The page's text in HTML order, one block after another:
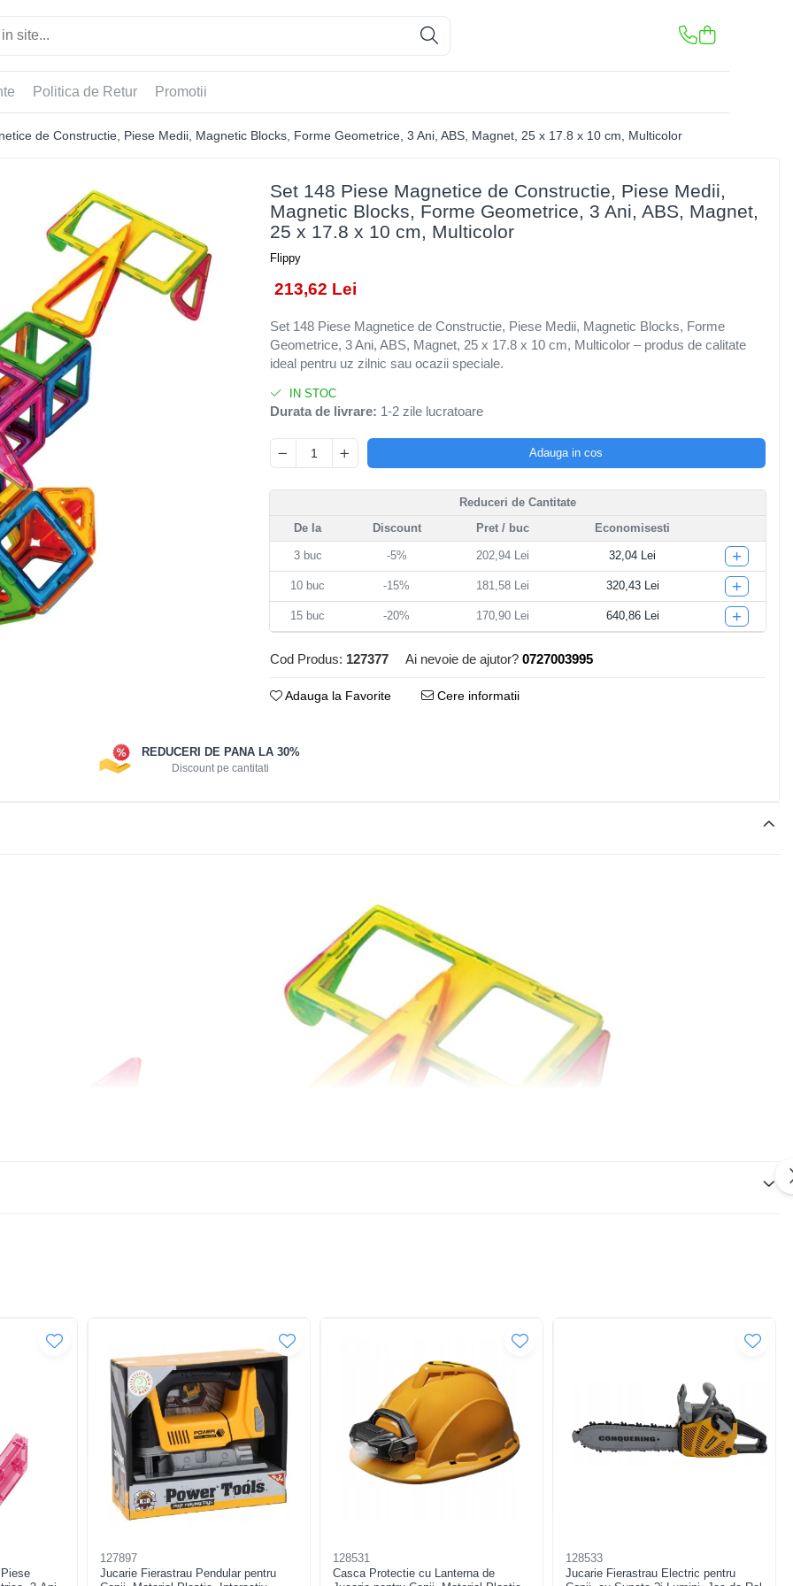
Politica de Retur Promotii
de Constructie, Piese Medii, Magnetic Blocks, Forme Geometrice, 3 Ani, ABS, Magnet, 25 x 17.8 x 10 cm, Multicolor
Set 148 Piese Magnetice de Constructie, Piese Medii,
Magnetic Blocks, Forme Geometrice, 3 Ani, ABS, Magnet,
25 x 17.8 x 10 cm, Multicolor
Flippy
213,62 Lei
Set 148 Piese Magnetice de Constructie, Piese Medii, Magnetic Blocks, Forme
Geometrice, 3 Ani, ABS, Magnet, 25 x 17.8 x 10 cm, Multicolor – produs de calitate
ideal pentru uz zilnic sau ocazii speciale.
IN STOC
Durata de livrare: 1-2 zile lucratoare
Adauga in cos
Reduceri de Cantitate
De la
Discount Pret / buc Economisesti
3buc -5% 202,94 Lei 32,04 Lei +
10 buc -15% 181,58 Lei 320,43 Lei +
15 buc -20% 170,90 Lei 640,86 Lei +
Cod Produs: 127377 Ai nevoie de ajutor? 0727003995
Adauga la Favorite Cere informatii
REDUCERI DE PANA LA 30%
Discount pe cantitati
127897
Jucarie Fierastrau Pendular pentru
128531
Casca Protectie cu Lanterna de
128533
Jucarie Fierastrau Electric pentru